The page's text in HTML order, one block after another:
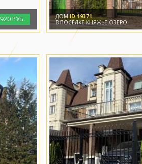
920 РУБ. ДОМID 19371
В ПОСЁЛКЕ КНЯЖЬЕ ОЗЕРО